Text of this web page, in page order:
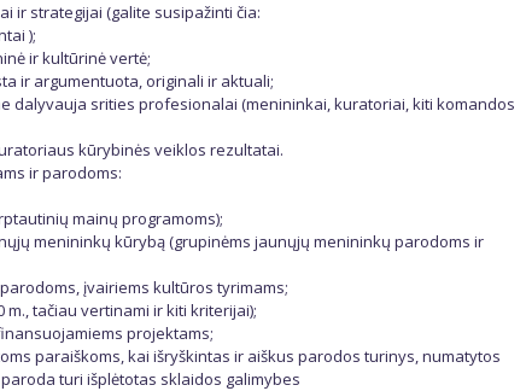
ir strategijai (galite susipažinti čia:
);
ir kultūrinė vertė;
ir argumentuota, originali ir aktuali;
dalyvauja srities profesionalai (menininkai, kuratoriai, kiti komandos
kūrybinės veiklos rezultatai.
ir parodoms:
mainų programoms);
menininkų kūrybą (grupinėms jaunųjų menininkų parodoms ir
įvairiems kultūros tyrimams;
m., tačiau vertinami ir kiti kriterijai);
projektams;
paraiškoms, kai išryškintas ir aiškus parodos turinys, numatytos
turi išplėtotas sklaidos galimybes